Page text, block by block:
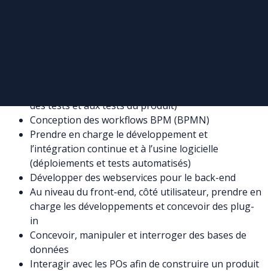
des tests et aux tests du produit)
Conception des workflows BPM (BPMN)
Prendre en charge le développement et
l’intégration continue et à l’usine logicielle
(déploiements et tests automatisés)
Développer des webservices pour le back-end
Au niveau du front-end, côté utilisateur, prendre en
charge les développements et concevoir des plug-
in
Concevoir, manipuler et interroger des bases de
données
Interagir avec les POs afin de construire un produit